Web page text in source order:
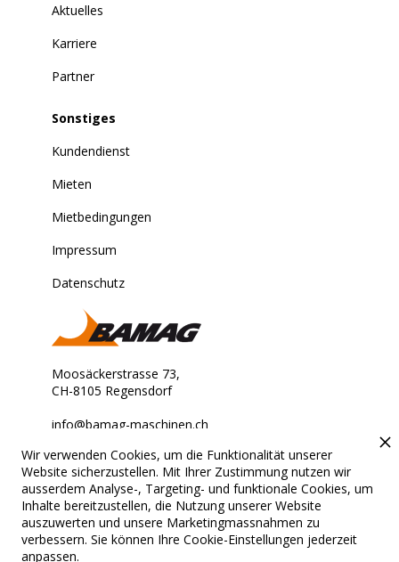
Aktuelles
Karriere
Partner
Sonstiges
Kundendienst
Mieten
Mietbedingungen
Impressum
Datenschutz
Moosäckerstrasse 73,
CH-8105 Regensdorf
info@bamag-maschinen.ch
Stets für Sie erreichbar.
© 2024 Bamag. All rights
Konzept & Entwicklung von Suissma
Wir verwenden Cookies, um die Funktionalität unserer
Website sicherzustellen. Mit Ihrer Zustimmung nutzen wir
ausserdem Analyse-, Targeting- und funktionale Cookies, um
Inhalte bereitzustellen, die Nutzung unserer Website
auszuwerten und unsere Marketingmassnahmen zu
verbessern. Sie können Ihre Cookie-Einstellungen jederzeit
anpassen.